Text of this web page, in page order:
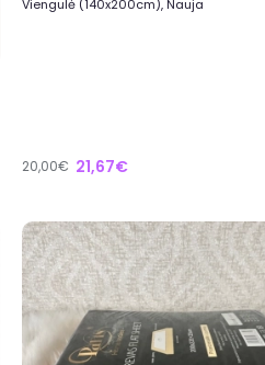
Viengulė (140x200cm), Nauja
20,00€ 21,67€